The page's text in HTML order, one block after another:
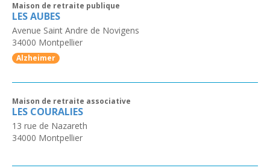
Maison de retraite publique
LES AUBES
Avenue Saint Andre de Novigens
34000 Montpellier
Alzheimer
Maison de retraite associative
LES COURALIES
13 rue de Nazareth
34000 Montpellier